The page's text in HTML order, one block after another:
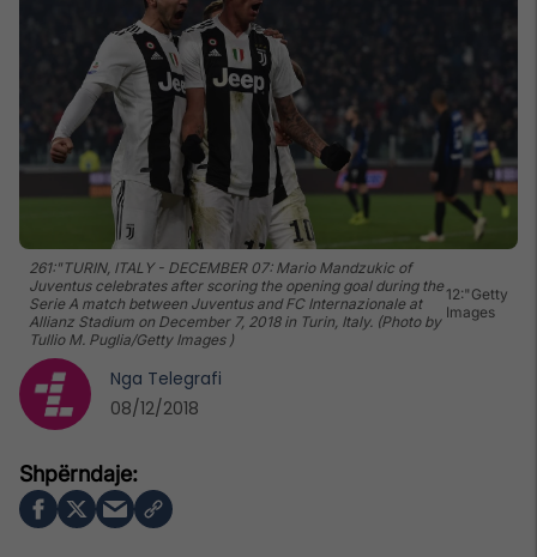
261:"TURIN, ITALY - DECEMBER 07: Mario Mandzukic of
Juventus celebrates after scoring the opening goal during the
Serie A match between Juventus and FC Internazionale at
Allianz Stadium on December 7, 2018 in Turin, Italy. (Photo by
Tullio M. Puglia/Getty Images )
12:"Getty
Images
Nga Telegrafi
08/12/2018